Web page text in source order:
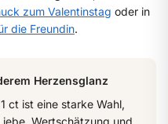
zum Valentinstag oder in
die Freundin.
Herzensglanz
ct ist eine starke Wahl,